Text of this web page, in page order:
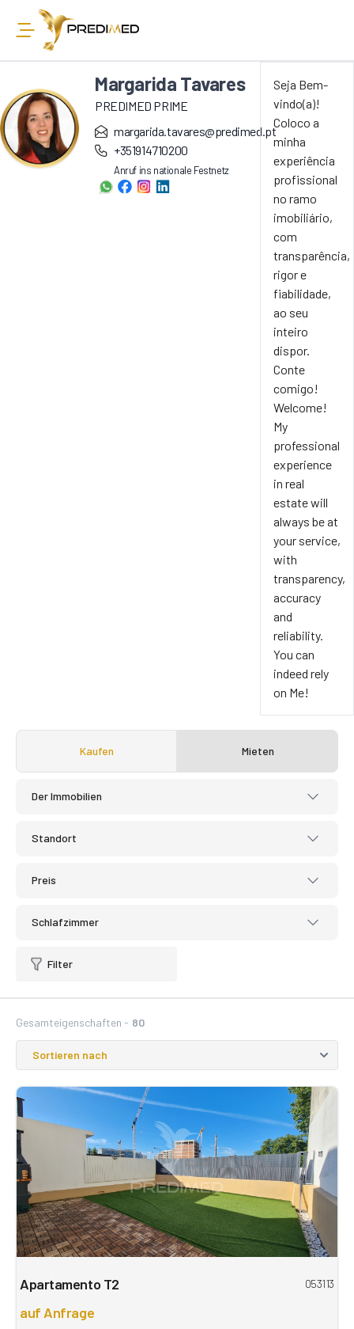
Margarida Tavares
PREDIMED PRIME
margarida.tavares@predimed.pt
+351914710200
Anruf ins nationale Festnetz
Seja Bem-
vindo(a)!
Coloco a
minha
experiência
profissional
no ramo
imobiliário,
com
transparência,
rigor e
fiabilidade,
ao seu
inteiro
dispor.
Conte
comigo!
Welcome!
My
professional
experience
in real
estate will
always be at
your service,
with
transparency,
accuracy
and
reliability.
You can
indeed rely
on Me!
Kaufen Mieten
Der Immobilien
Standort
Preis
Schlafzimmer
Filter
Gesamteigenschaften - 80
Apartamento T2 053113
auf Anfrage